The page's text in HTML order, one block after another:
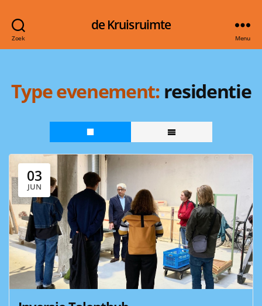
Zoek
de Kruisruimte
Menu
Type evenement: residentie
03
JUN